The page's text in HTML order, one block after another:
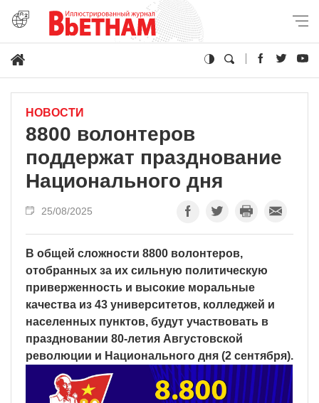
НОВОСТИ
8800 волонтеров
поддержат празднование
Национального дня
25/08/2025
В общей сложности 8800 волонтеров,
отобранных за их сильную политическую
приверженность и высокие моральные
качества из 43 университетов, колледжей и
населенных пунктов, будут участвовать в
праздновании 80-летия Августовской
революции и Национального дня (2 сентября).